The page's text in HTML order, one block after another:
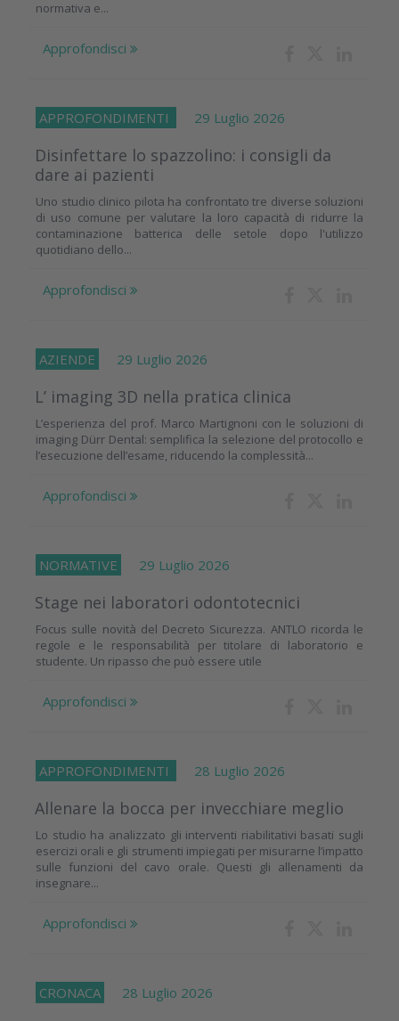
normativa e...
Approfondisci
APPROFONDIMENTI 29 Luglio 2026
Disinfettare lo spazzolino: i consigli da
dare ai pazienti
Uno studio clinico pilota ha confrontato tre diverse soluzioni
di uso comune per valutare la loro capacità di ridurre la
contaminazione batterica delle setole dopo l'utilizzo
quotidiano dello...
Approfondisci
AZIENDE 29 Luglio 2026
L’ imaging 3D nella pratica clinica
L’esperienza del prof. Marco Martignoni con le soluzioni di
imaging Dürr Dental: semplifica la selezione del protocollo e
l’esecuzione dell’esame, riducendo la complessità...
Approfondisci
NORMATIVE 29 Luglio 2026
Stage nei laboratori odontotecnici
Focus sulle novità del Decreto Sicurezza. ANTLO ricorda le
regole e le responsabilità per titolare di laboratorio e
studente. Un ripasso che può essere utile
Approfondisci
APPROFONDIMENTI 28 Luglio 2026
Allenare la bocca per invecchiare meglio
Lo studio ha analizzato gli interventi riabilitativi basati sugli
esercizi orali e gli strumenti impiegati per misurarne l’impatto
sulle funzioni del cavo orale. Questi gli allenamenti da
insegnare...
Approfondisci
CRONACA 28 Luglio 2026